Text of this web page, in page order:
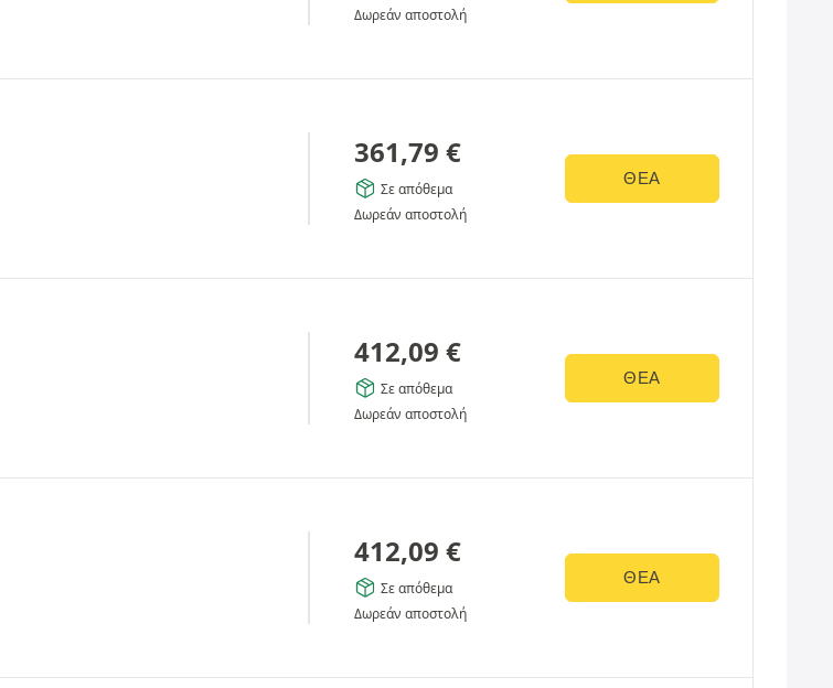
Δωρεάν αποστολή
361,79 €
Σε απόθεμα
Δωρεάν αποστολή
ΘΈΑ
412,09 €
Σε απόθεμα
Δωρεάν αποστολή
ΘΈΑ
412,09 €
Σε απόθεμα
Δωρεάν αποστολή
ΘΈΑ